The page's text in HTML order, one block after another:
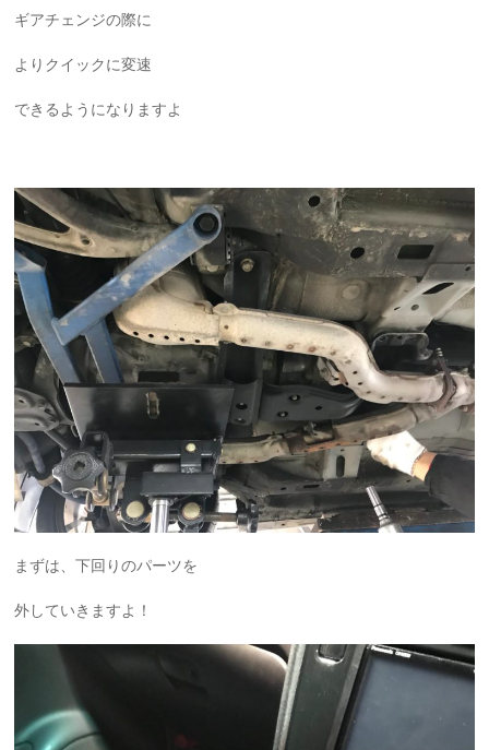
ギアチェンジの際に
よりクイックに変速
できるようになりますよ
まずは、下回りのパーツを
外していきますよ！